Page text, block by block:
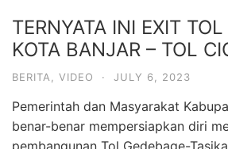
TERNYATA INI EXIT
KOTA BANJAR – TOL
BERITA VIDEO · JULY 6, 2023
Pemerintah dan Masyarakat
benar-benar mempersiapkan diri
pembangunan Tol Gedebage-